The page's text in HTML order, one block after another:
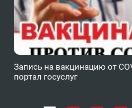
Запись на вакцинацию от
портал госуслуг